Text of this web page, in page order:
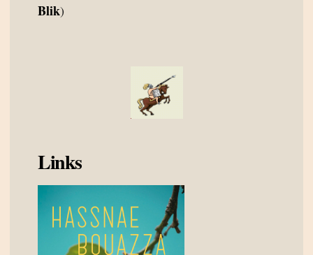
Blik)
Links